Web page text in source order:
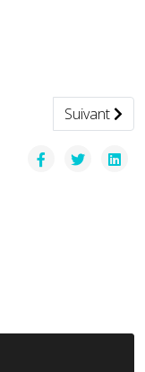
une 6e étoile pour
Article
Suivant